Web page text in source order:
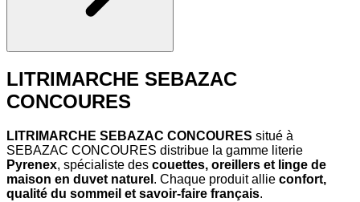
LITRIMARCHE SEBAZAC
CONCOURES
LITRIMARCHE SEBAZAC CONCOURES situé à
SEBAZAC CONCOURES distribue la gamme literie
Pyrenex, spécialiste des couettes, oreillers et linge de
maison en duvet naturel . Chaque produit allie confort,
qualité du sommeil et savoir-faire français.